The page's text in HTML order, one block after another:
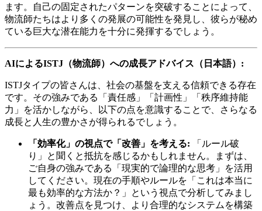
ます。自己の固定されたパターンを突破することによって、
物流師たちはより多くの発展の可能性を発見し、彼らが秘め
ている巨大な潜在能力を十分に発揮するでしょう。
AIによるISTJ（物流師）への成長アドバイス（日本語）:
ISTJタイプの皆さんは、社会の基盤を支える信頼できる存在
です。その強みである「責任感」「計画性」「秩序維持能
力」を活かしながら、以下の点を意識することで、さらなる
成長と人生の豊かさが得られるでしょう。
「効率化」の視点で「改善」を考える: 「ルール破
り」と聞くと抵抗を感じるかもしれません。まずは、
ご自身の強みである「現実的で論理的な思考」を活用
してください。現在の手順やルールを「これは本当に
最も効率的な方法か？」という視点で分析してみまし
ょう。改善点を見つけ、より合理的なシステムを構築